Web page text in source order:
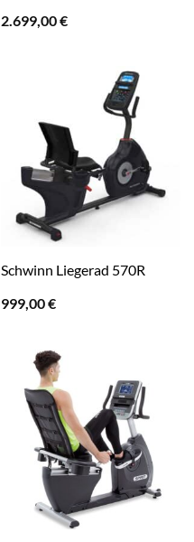
2.699,00€
Schwinn Liegerad 570R
999,00€